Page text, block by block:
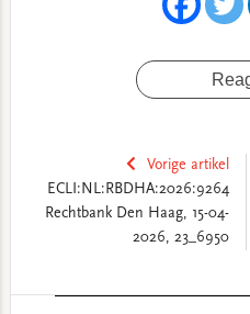
Vorige artikel
ECLI:NL:RBDHA:2026:9264
Rechtbank Den Haag, 15-04-
2026, 23_6950